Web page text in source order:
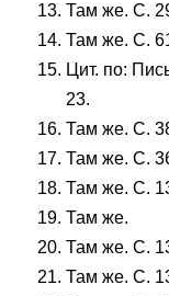
Там же. С.
Там же. С.
Цит. по:
23.
Там же. С.
Там же. С.
Там же. С.
Там же.
Там же. С.
Там же. С.